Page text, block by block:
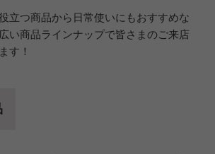
立つ商品から日常使いにもおすすめな
い商品ラインナップで皆さまのご来店
す！